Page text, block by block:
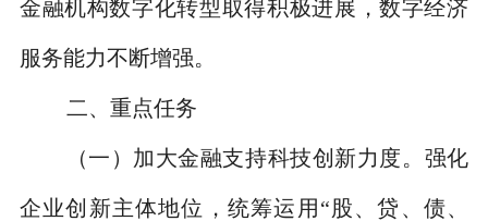
金融机构数字化转型取得积极进展，数字经济
服务能力不断增强。
二、 重点任务
（一）加大金融支持科技创新力度。 强化
企业创新主体地位，统筹运用 “股、贷、债、